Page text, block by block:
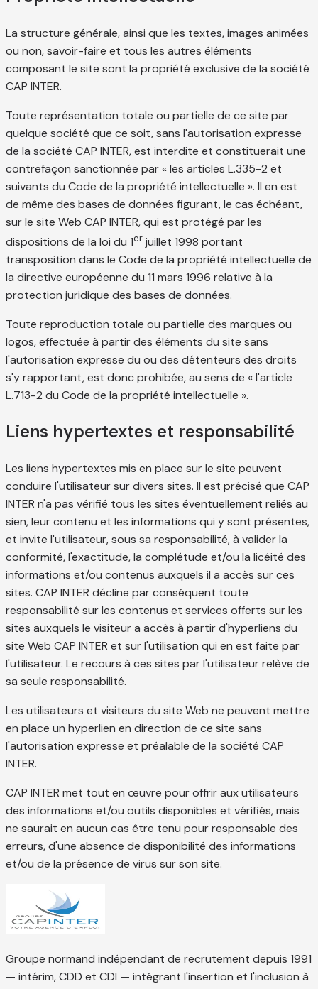
La structure générale, ainsi que les textes, images animées
ou non, savoir-faire et tous les autres éléments
composant le site sont la propriété exclusive de la société
CAP INTER.
Toute représentation totale ou partielle de ce site par
quelque société que ce soit, sans l'autorisation expresse
de la société CAP INTER, est interdite et constituerait une
contrefaçon sanctionnée par « les articles L.335-2 et
suivants du Code de la propriété intellectuelle ». Il en est
de même des bases de données figurant, le cas échéant,
sur le site Web CAP INTER, qui est protégé par les
dispositions de la loi du 1er juillet 1998 portant
transposition dans le Code de la propriété intellectuelle de
la directive européenne du 11 mars 1996 relative à la
protection juridique des bases de données.
Toute reproduction totale ou partielle des marques ou
logos, effectuée à partir des éléments du site sans
l'autorisation expresse du ou des détenteurs des droits
s'y rapportant, est donc prohibée, au sens de « l'article
L.713-2 du Code de la propriété intellectuelle ».
Liens hypertextes et responsabilité
Les liens hypertextes mis en place sur le site peuvent
conduire l'utilisateur sur divers sites. Il est précisé que CAP
INTER n'a pas vérifié tous les sites éventuellement reliés au
sien, leur contenu et les informations qui y sont présentes,
et invite l'utilisateur, sous sa responsabilité, à valider la
conformité, l'exactitude, la complétude et/ou la licéité des
informations et/ou contenus auxquels il a accès sur ces
sites. CAP INTER décline par conséquent toute
responsabilité sur les contenus et services offerts sur les
sites auxquels le visiteur a accès à partir d'hyperliens du
site Web CAP INTER et sur l'utilisation qui en est faite par
l'utilisateur. Le recours à ces sites par l'utilisateur relève de
sa seule responsabilité.
Les utilisateurs et visiteurs du site Web ne peuvent mettre
en place un hyperlien en direction de ce site sans
l'autorisation expresse et préalable de la société CAP
INTER.
CAP INTER met tout en œuvre pour offrir aux utilisateurs
des informations et/ou outils disponibles et vérifiés, mais
ne saurait en aucun cas être tenu pour responsable des
erreurs, d'une absence de disponibilité des informations
et/ou de la présence de virus sur son site.
Groupe normand indépendant de recrutement depuis 1991
— intérim, CDD et CDI — intégrant l'insertion et l'inclusion à